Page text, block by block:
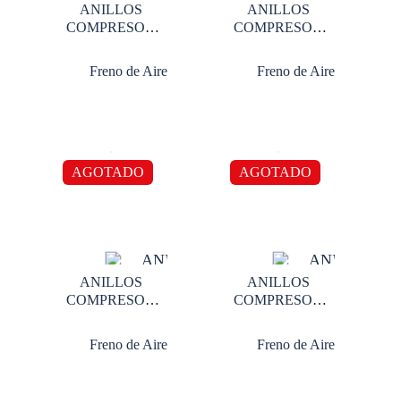
ANILLOS
COMPRESOR
Freno de Aire
ANILLOS
COMPRESOR
Freno de Aire
AGOTADO
ANILLOS
COMPRESOR
Freno de Aire
AGOTADO
ANILLOS
COMPRESOR
Freno de Aire